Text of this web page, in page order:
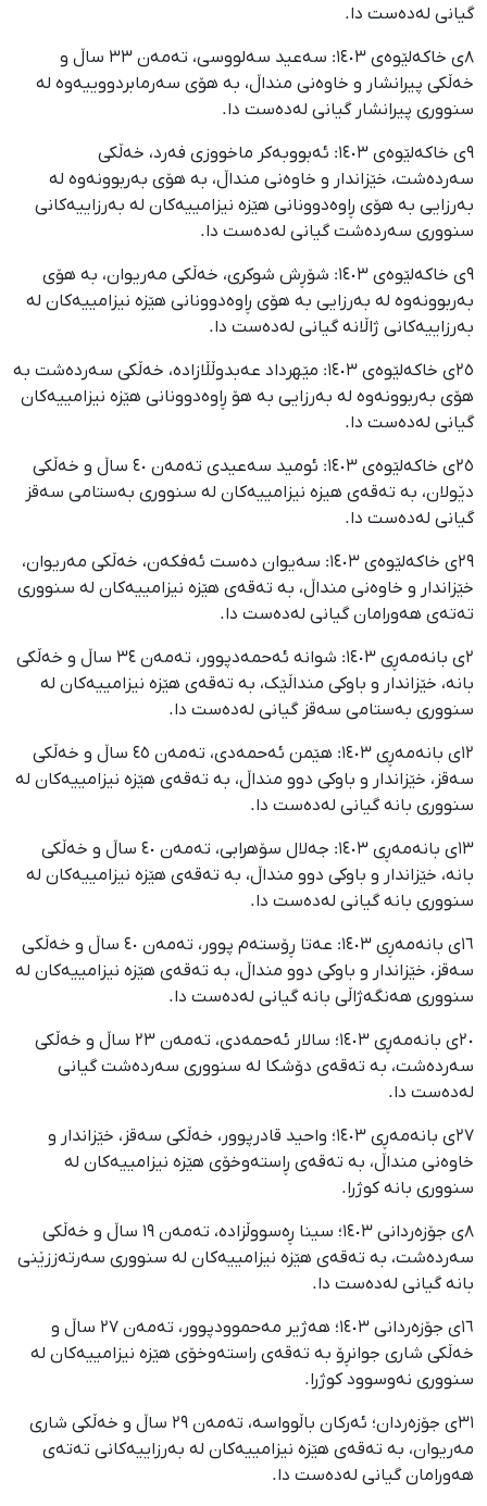
گیانی لەدەست دا.
٨ی خاکەلێوەی ١٤٠٣: سەعید سەلووسی، تەمەن ٣٣ ساڵ و
خەڵکی پیرانشار و خاوەنی منداڵ، بە هۆی سەرمابردووییەوە لە
سنووری پیرانشار گیانی لەدەست دا.
٩ی خاکەلێوەی ١٤٠٣: ئەبووبەکر ماخووزی فەرد، خەڵکی
سەردەشت، خێزاندار و خاوەنی منداڵ، بە هۆی بەربوونەوە لە
بەرزایی بە هۆی ڕاوەدوونانی هێزە نیزامییەکان لە بەرزاییەکانی
سنووری سەردەشت گیانی لەدەست دا.
٩ی خاکەلێوەی ١٤٠٣: شۆڕش شوکری، خەڵکی مەریوان، بە هۆی
بەربوونەوە لە بەرزایی بە هۆی ڕاوەدوونانی هێزە نیزامییەکان لە
بەرزاییەکانی ژاڵانە گیانی لەدەست دا.
٢٥ی خاکەلێوەی ١٤٠٣: مێهرداد عەبدوڵڵازادە، خەڵکی سەردەشت بە
هۆی بەربوونەوە لە بەرزایی بە هۆ ڕاوەدوونانی هێزە نیزامییەکان
گیانی لەدەست دا.
٢٥ی خاکەلێوەی ١٤٠٣: ئومید سەعیدی تەمەن ٤٠ ساڵ و خەڵکی
دێولان، بە تەقەی هیزە نیزامییەکان لە سنووری بەستامی سەقز
گیانی لەدەست دا.
٢٩ی خاکەلێوەی ١٤٠٣: سەیوان دەست ئەفکەن، خەڵکی مەریوان،
خێزاندار و خاوەنی منداڵ، بە تەقەی هێزە نیزامییەکان لە سنووری
تەتەی هەورامان گیانی لەدەست دا.
٢ی بانەمەڕی ١٤٠٣: شوانە ئەحمەدپوور، تەمەن ٣٤ ساڵ و خەڵکی
بانە، خێزاندار و باوکی منداڵێک، بە تەقەی هێزە نیزامییەکان لە
سنووری بەستامی سەقز گیانی لەدەست دا.
١٢ی بانەمەڕی ١٤٠٣: هێمن ئەحمەدی، تەمەن ٤٥ ساڵ و خەڵکی
سەقز، خێزاندار و باوکی دوو منداڵ، بە تەقەی هێزە نیزامییەکان لە
سنووری بانە گیانی لەدەست دا.
١٣ی بانەمەڕی ١٤٠٣: جەلال سۆهرابی، تەمەن ٤٠ ساڵ و خەڵکی
بانە، خێزاندار و باوکی دوو منداڵ، بە تەقەی هێزە نیزامییەکان لە
سنووری بانە گیانی لەدەست دا.
١٦ی بانەمەڕی ١٤٠٣: عەتا ڕۆستەم پوور، تەمەن ٤٠ ساڵ و خەڵكی
سەقز، خێزاندار و باوکی دوو منداڵ، بە تەقەی هێزە نیزامییەکان لە
سنووری هەنگەژاڵی بانە گیانی لەدەست دا.
٢٠ی بانەمەڕی ١٤٠٣؛ سالار ئەحمەدی، تەمەن ٢٣ ساڵ و خەڵکی
سەردەشت، بە تەقەی دۆشکا لە سنووری سەردەشت گیانی
لەدەست دا.
٢٧ی بانەمەڕی ١٤٠٣؛ واحید قادرپوور، خەڵکی سەقز، خێزاندار و
خاوەنی منداڵ، بە تەقەی ڕاستەوخۆی هێزە نیزامییەکان لە
سنووری بانە کوژرا.
٨ی جۆزەردانی ١٤٠٣؛ سینا ڕەسووڵزادە، تەمەن ١٩ ساڵ و خەڵکی
سەردەشت، بە تەقەی هێزە نیزامییەکان لە سنووری سەرتەززێنی
بانە گیانی لەدەست دا.
١٦ی جۆزەردانی ١٤٠٣؛ هەژیر مەحموودپوور، تەمەن ٢٧ ساڵ و
خەڵکی شاری جوانڕۆ بە تەقەی راستەوخۆی هێزە نیزامییەکان لە
سنووری نەوسوود کوژرا.
٣١ی جۆزەردان؛ ئەرکان باڵوواسە، تەمەن ٢٩ ساڵ و خەڵکی شاری
مەریوان، بە تەقەی هێزە نیزامییەکان لە بەرزاییەکانی تەتەی
هەورامان گیانی لەدەست دا.